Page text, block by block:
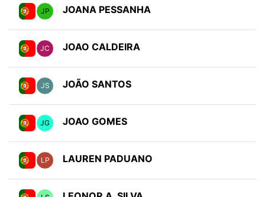
JP JOANA PESSANHA
JC JOAO CALDEIRA
JS JOÃO SANTOS
JG JOAO GOMES
LP LAUREN PADUANO